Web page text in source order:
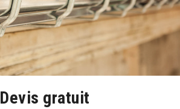
Devis gratuit